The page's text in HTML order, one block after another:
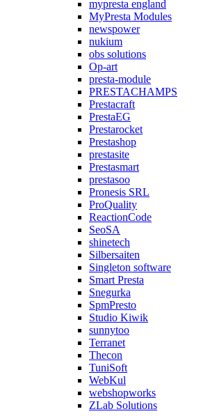
mypresta england
MyPresta Modules
newspower
nukium
obs solutions
Op-art
presta-module
PRESTACHAMPS
Prestacraft
PrestaEG
Prestarocket
Prestashop
prestasite
Prestasmart
prestasoo
Pronesis SRL
ProQuality
ReactionCode
SeoSA
shinetech
Silbersaiten
Singleton software
Smart Presta
Snegurka
SpmPresto
Studio Kiwik
sunnytoo
Terranet
Thecon
TuniSoft
WebKul
webshopworks
ZLab Solutions